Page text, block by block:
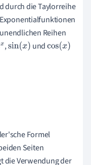
durch die Taylorreihe
Reihen
x,sin(x) undcos(x)
Formel
Seiten
die Verwendung der